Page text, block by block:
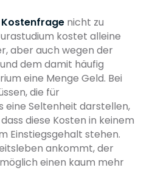
Kostenfrage nicht zu
kostet alleine
aber auch wegen der
dem damit häufig
eine Menge Geld. Bei
die für
eine Seltenheit darstellen,
diese Kosten in keinem
Einstiegsgehalt stehen.
ankommt, der
einen kaum mehr